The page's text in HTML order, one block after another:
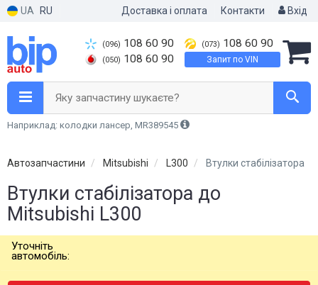
UA RU Доставка і оплата Контакти Вхід
(096) 108 60 90
(050) 108 60 90
(073) 108 60 90
Запит по VIN
Яку запчастину шукаєте?
Наприклад: колодки лансер, MR389545
Автозапчастини Mitsubishi L300 Втулки стабілізатора
Втулки стабілізатора до
Mitsubishi L300
Уточніть
автомобіль: